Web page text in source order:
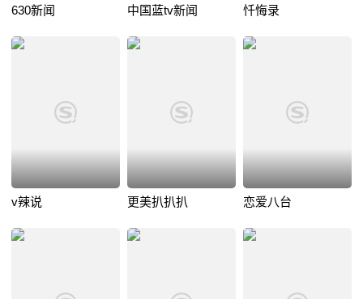
630新闻 中国蓝tv新闻 忏悔录
v辣说 更美扒扒扒 恋爱八台